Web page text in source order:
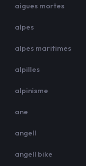
aigues mortes
alpes
alpes maritimes
alpilles
alpinisme
ane
angell
angell bike